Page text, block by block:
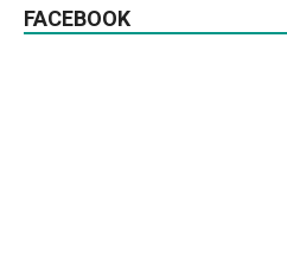
FACEBOOK